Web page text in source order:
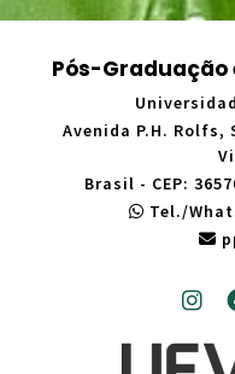
Pós-Graduação
Avenida P.H. Rolfs,
Brasil - CEP:
Tel./